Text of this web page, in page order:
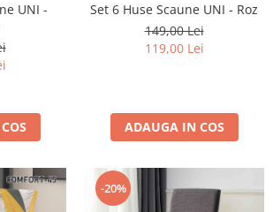
UNI -
Set 6 Huse Scaune UNI - Roz
149,00 Lei
119,00 Lei
ADAUGA IN COS
-20%